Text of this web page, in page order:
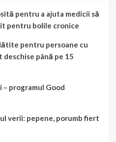
pentru a ajuta medicii să
pentru bolile cronice
pentru persoane cu
până pe 15
– programul Good
verii: pepene, porumb fiert